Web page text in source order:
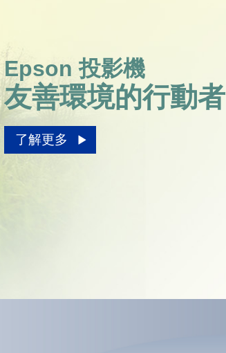
Epson 投影機
友善環境的行動者
了解更多